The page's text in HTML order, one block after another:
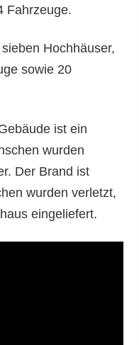
Fahrzeuge.
Hochhäuser,
sowie 20
ist ein
wurden
Der Brand ist
wurden verletzt,
eingeliefert.